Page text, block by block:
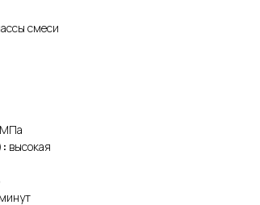
смеси
МПа
высокая